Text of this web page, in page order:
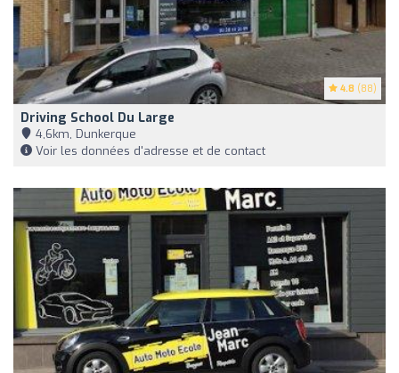
4.8 (88)
Driving School Du Large
4,6km, Dunkerque
Voir les données d'adresse et de contact